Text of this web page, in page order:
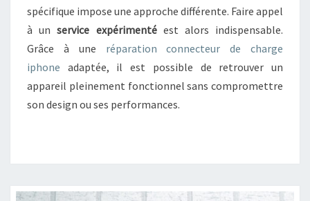
A
U
T
S
V
O
spécifique impose une approche différente. Faire appel
à unservice expérimenté est alors indispensable.
Grâce à une réparation connecteur de charge
iphone adaptée, il est possible de retrouver un
appareil pleinement fonctionnel sans compromettre
son design ou ses performances.